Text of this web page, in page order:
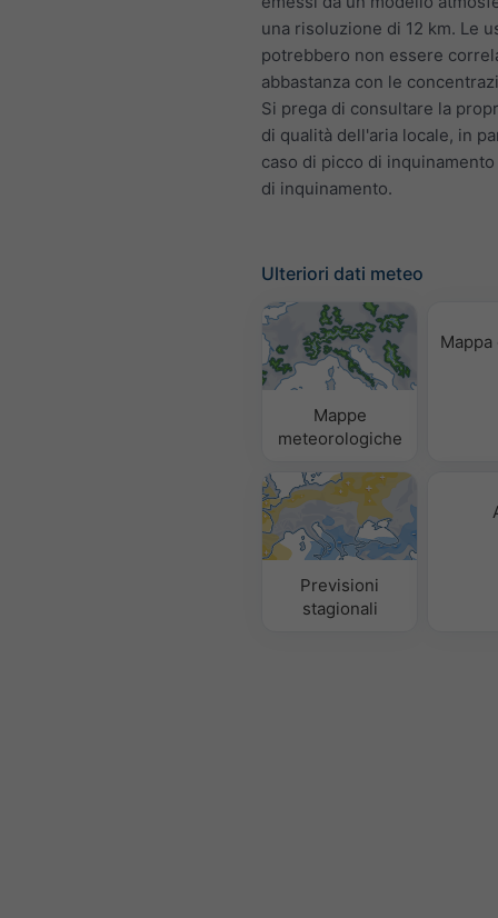
una risoluzione di 12 km. Le
potrebbero non essere
abbastanza con le
Si prega di consultare la
di qualità dell'aria locale, in
caso di picco di
di inquinamento.
Ulteriori dati meteo
Mappe
meteorologiche
Previsioni
stagionali